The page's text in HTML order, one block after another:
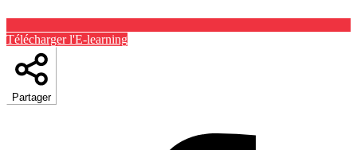
Télécharger l'E-learning
Partager